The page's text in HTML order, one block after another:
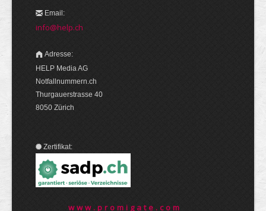
Email:
info@help.ch
Adresse:
HELP Media AG
Notfallnummern.ch
Thurgauerstrasse 40
8050 Zürich
Zertifikat:
www.promigate.com